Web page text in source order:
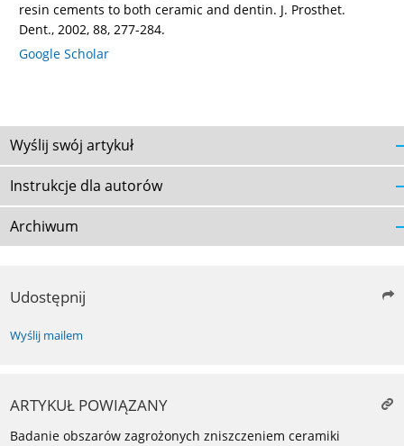
resin cements to both ceramic and dentin. J. Prosthet.
Dent., 2002, 88, 277-284.
Google Scholar
Wyślij swój artykuł
Instrukcje dla autorów
Archiwum
Udostępnij
Wyślij mailem
ARTYKUŁ POWIĄZANY
Badanie obszarów zagrożonych zniszczeniem ceramiki